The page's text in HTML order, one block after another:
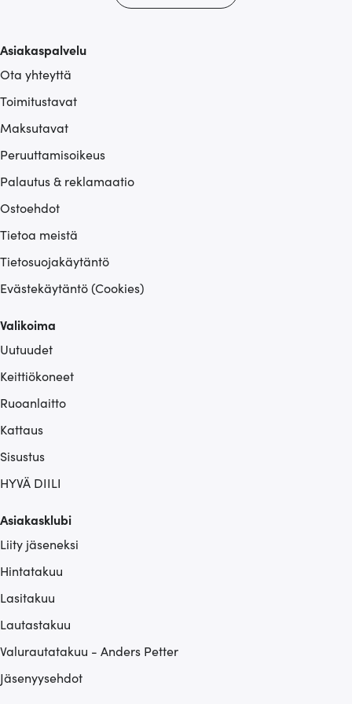
tietoja muihin tietoihin, joita olet antanut heille tai joita on
Asiakaspalvelu
Ota yhteyttä
Toimitustavat
Maksutavat
Peruuttamisoikeus
Palautus & reklamaatio
Ostoehdot
Tietoa meistä
Tietosuojakäytäntö
Evästekäytäntö (Cookies)
Valikoima
Uutuudet
Keittiökoneet
Ruoanlaitto
Kattaus
Sisustus
HYVÄ DIILI
Asiakasklubi
Liity jäseneksi
Hintatakuu
Lasitakuu
Lautastakuu
Valurautatakuu - Anders Petter
Jäsenyysehdot